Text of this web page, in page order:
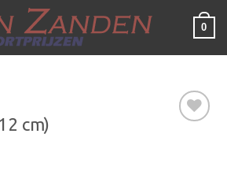
0
cm)